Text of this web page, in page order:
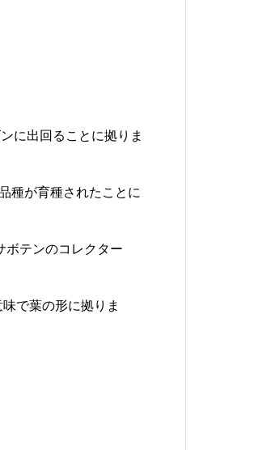
に出回ることに拠りま
種が育種されたことに
ボテンのコレクター
で葉の形に拠りま